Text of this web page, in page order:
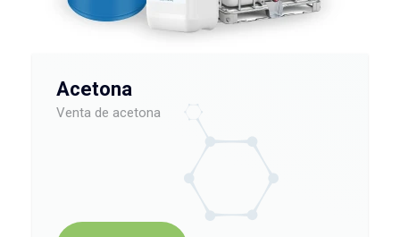
Acetona
Venta de acetona